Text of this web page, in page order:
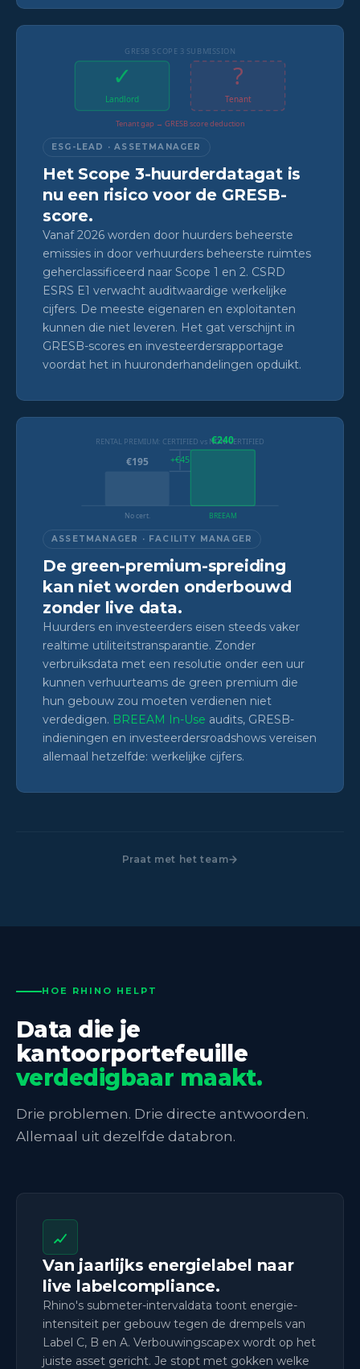
GRESB SCOPE 3 SUBMISSION
✓
Landlord
?
Tenant
Tenant gap → GRESB score deduction
ESG-LEAD · ASSETMANAGER
Het Scope 3-huurderdatagat is
nu een risico voor de GRESB-
score.
Vanaf 2026 worden door huurders beheerste
emissies in door verhuurders beheerste ruimtes
geherclassificeerd naar Scope 1 en 2. CSRD
ESRS E1 verwacht auditwaardige werkelijke
cijfers. De meeste eigenaren en exploitanten
kunnen die niet leveren. Het gat verschijnt in
GRESB-scores en investeerdersrapportage
voordat het in huuronderhandelingen opduikt.
RENTAL PREMIUM: CERTIFIED vs NON-CERTIFIED
€195
No cert.
€240
BREEAM
+€45
ASSETMANAGER · FACILITY MANAGER
De green-premium-spreiding
kan niet worden onderbouwd
zonder live data.
Huurders en investeerders eisen steeds vaker
realtime utiliteitstransparantie. Zonder
verbruiksdata met een resolutie onder een uur
kunnen verhuurteams de green premium die
hun gebouw zou moeten verdienen niet
verdedigen. BREEAM In-Use audits, GRESB-
indieningen en investeerdersroadshows vereisen
allemaal hetzelfde: werkelijke cijfers.
Praat met het team
HOE RHINO HELPT
Data die je
kantoorportefeuille
verdedigbaar maakt.
Drie problemen. Drie directe antwoorden.
Allemaal uit dezelfde databron.
Van jaarlijks energielabel naar
live labelcompliance.
Rhino's submeter-intervaldata toont energie-
intensiteit per gebouw tegen de drempels van
Label C, B en A. Verbouwingscapex wordt op het
juiste asset gericht. Je stopt met gokken welke